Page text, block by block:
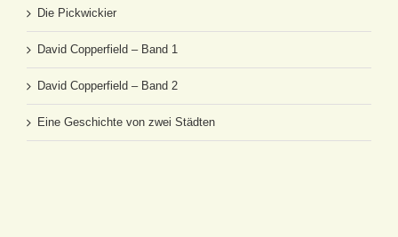
Die Pickwickier
David Copperfield – Band 1
David Copperfield – Band 2
Eine Geschichte von zwei Städten